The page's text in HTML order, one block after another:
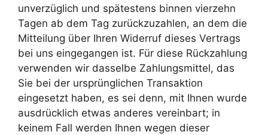
unverzüglich und spätestens binnen vierzehn
Tagen ab dem Tag zurückzuzahlen, an dem die
Mitteilung über Ihren Widerruf dieses Vertrags
bei uns eingegangen ist. Für diese Rückzahlung
verwenden wir dasselbe Zahlungsmittel, das
Sie bei der ursprünglichen Transaktion
eingesetzt haben, es sei denn, mit Ihnen wurde
ausdrücklich etwas anderes vereinbart; in
keinem Fall werden Ihnen wegen dieser